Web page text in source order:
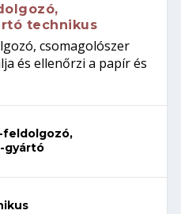
technikus
csomagolószer
és ellenőrzi a papír és
feldolgozó,
gyártó